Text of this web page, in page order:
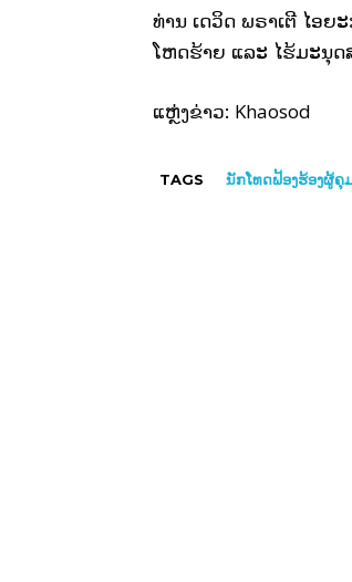
ທ່ານ ເດວິດ ພຣາເຕີ ໄອຍ
ໂຫດຮ້າຍ ແລະ ໄຮ້ມະນຸດ
ແຫຼ່ງຂ່າວ: Khaosod
TAGS ນັກໂທດຟ້ອງຮ້ອງຜູ້ຄຸ